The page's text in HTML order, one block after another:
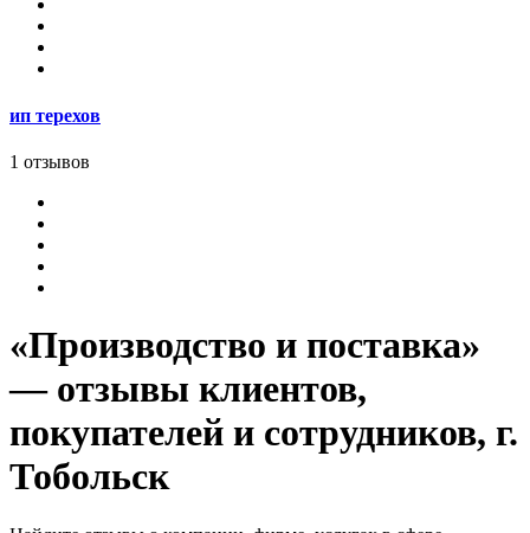
ип терехов
1 отзывов
«Производство и поставка»
— отзывы клиентов,
покупателей и сотрудников, г.
Тобольск